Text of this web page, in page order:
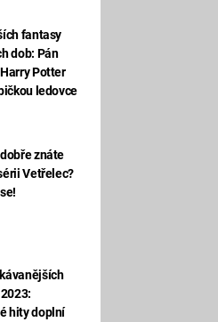
fantasy
dob: Pán
Potter
ledovce
znáte
Vetřelec?
hity doplní